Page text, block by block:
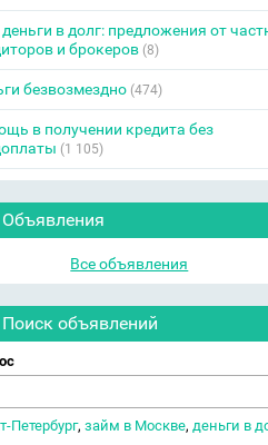
в долг: предложения от
и брокеров(8)
безвозмездно(474)
в получении кредита без
(1 105)
Объявления
Все объявления
Поиск объявлений
Петербург, займ в Москве, деньги в